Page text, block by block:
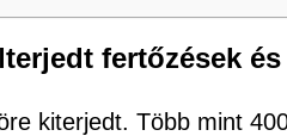
fertőzések
kiterjedt. Több mint